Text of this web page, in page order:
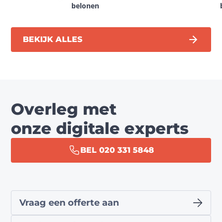
belonen
BEKIJK ALLES
Overleg met
onze digitale experts
BEL 020 331 5848
Vraag een offerte aan